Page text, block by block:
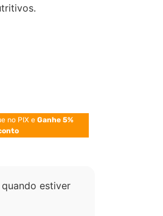
no PIX e Ganhe 5%
estiver